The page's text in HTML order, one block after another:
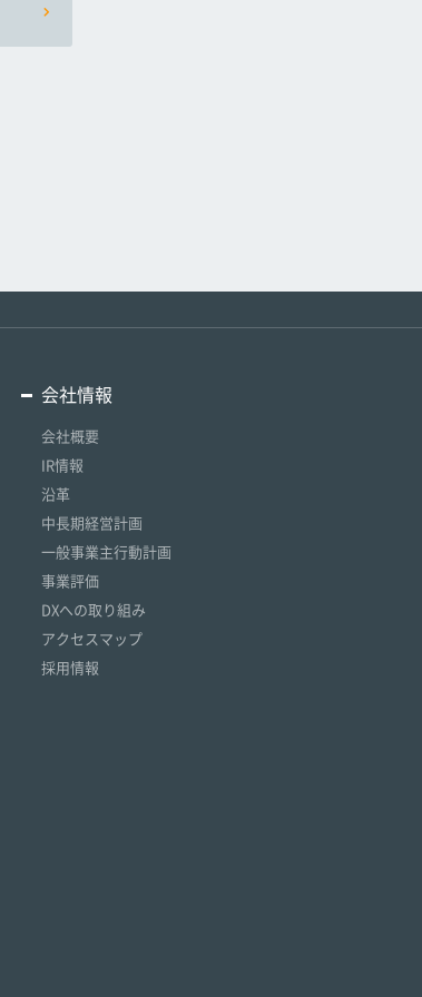
会社情報
会社概要
IR情報
沿革
中長期経営計画
一般事業主行動計画
事業評価
DXへの取り組み
アクセスマップ
採用情報